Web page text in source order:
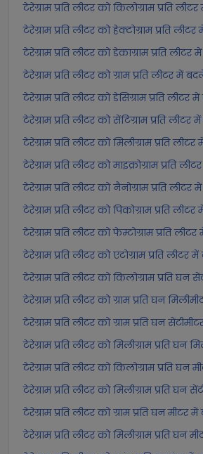
टेरेग्राम प्रति लीटर को किलोग्राम प्रति
टेरेग्राम प्रति लीटर को हेक्टोग्राम प्रति
टेरेग्राम प्रति लीटर को डेकाग्राम प्रति लीटर
टेरेग्राम प्रति लीटर को ग्राम प्रति लीटर में
टेरेग्राम प्रति लीटर को डेसिग्राम प्रति लीटर
टेरेग्राम प्रति लीटर को सेंटिग्राम प्रति लीटर
टेरेग्राम प्रति लीटर को मिलीग्राम प्रति
टेरेग्राम प्रति लीटर को माइक्रोग्राम प्रति
टेरेग्राम प्रति लीटर को नैनोग्राम प्रति लीटर
टेरेग्राम प्रति लीटर को पिकोग्राम प्रति
टेरेग्राम प्रति लीटर को फेम्टोग्राम प्रति
टेरेग्राम प्रति लीटर को एटोग्राम प्रति लीटर
टेरेग्राम प्रति लीटर को किलोग्राम प्रति घन
टेरेग्राम प्रति लीटर को ग्राम प्रति घन
टेरेग्राम प्रति लीटर को ग्राम प्रति घन
टेरेग्राम प्रति लीटर को मिलीग्राम प्रति घन
टेरेग्राम प्रति लीटर को किलोग्राम प्रति घन
टेरेग्राम प्रति लीटर को मिलीग्राम प्रति घन
टेरेग्राम प्रति लीटर को ग्राम प्रति घन मीटर
टेरेग्राम प्रति लीटर को मिलीग्राम प्रति घन